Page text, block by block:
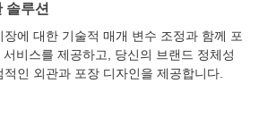
솔루션
에 대한 기술적 매개 변수 조정과 함께 포
비스를 제공하고, 당신의 브랜드 정체성
인 외관과 포장 디자인을 제공합니다.